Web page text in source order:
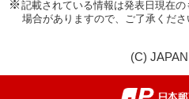
記載されている情報は発表日現在
場合がありますので、ご了承くださ
(C)